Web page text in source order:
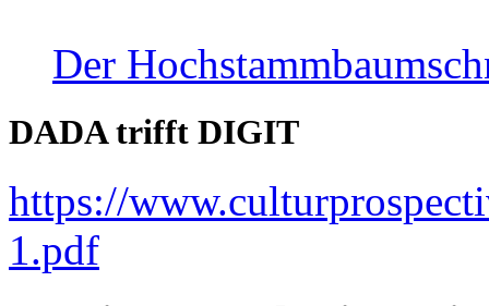
Der
DADA trifft DIGIT
https://
1.pdf